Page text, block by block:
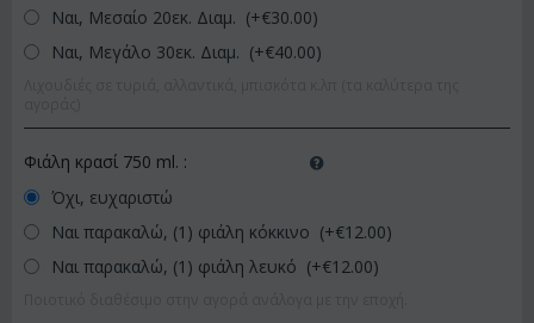
Ναι, Μεσαίο 20εκ. Διαμ. (+€30.00)
Ναι, Μεγάλο 30εκ. Διαμ. (+€40.00)
Φιάλη κρασί 750 ml. :
Όχι, ευχαριστώ
Ναι παρακαλώ, (1) φιάλη κόκκινο (+€12.00)
Ναι παρακαλώ, (1) φιάλη λευκό (+€12.00)